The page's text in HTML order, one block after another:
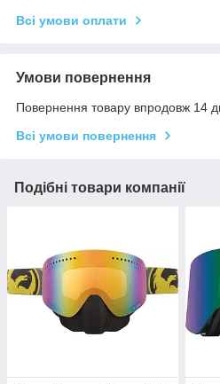
Всі умови оплати
Умови повернення
Повернення товару впродовж 14
Всі умови повернення
Подібні товари компанії